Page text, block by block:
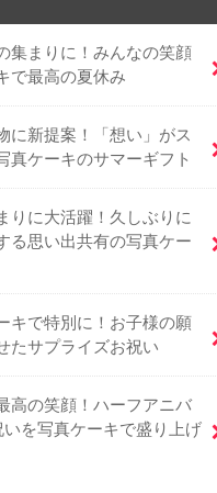
集まりに！みんなの笑顔
で最高の夏休み
に新提案！「想い」がス
真ケーキのサマーギフト
りに大活躍！久しぶりに
る思い出共有の写真ケー
キで特別に！お子様の願
たサプライズお祝い
高の笑顔！ハーフアニバ
を写真ケーキで盛り上げ